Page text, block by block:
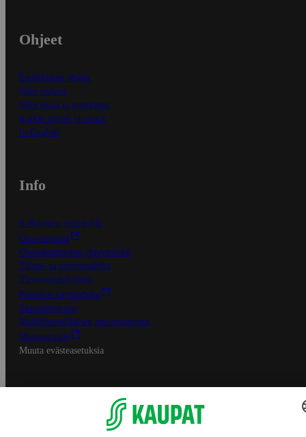
Ohjeet
Ensitilaajan ohjeet
Näin maksat
Näin tilaat ja muokkaat
Kaikki ohjeet ja vinkit
In English
Info
S-Business yrityksille
Oiva-raportit
Osuuskauppojen yhteystiedot
Tilaus- ja toimitusehdot
Tietosuojakäytäntö
Palvelun käyttöehdot
Saavutettavuus
Mobiilisovelluksen saavutettavuus
Mainostajalle
Muuta evästeasetuksia
S-ryhmän palvelut